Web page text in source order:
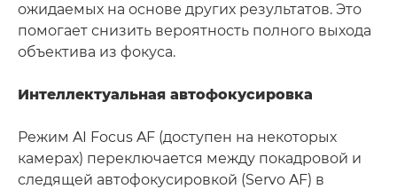
ожидаемых на основе других результатов. Это
помогает снизить вероятность полного выхода
объектива из фокуса.
Интеллектуальная автофокусировка
Режим AI Focus AF (доступен на некоторых
камерах) переключается между покадровой и
следящей автофокусировкой (Servo AF) в